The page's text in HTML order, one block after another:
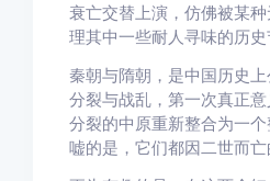
衰亡交替上演，仿佛被某
理其中一些耐人寻味的历
秦朝与隋朝，是中国历史
分裂与战乱，第一次真正
分裂的中原重新整合为一
嘘的是，它们都因二世而